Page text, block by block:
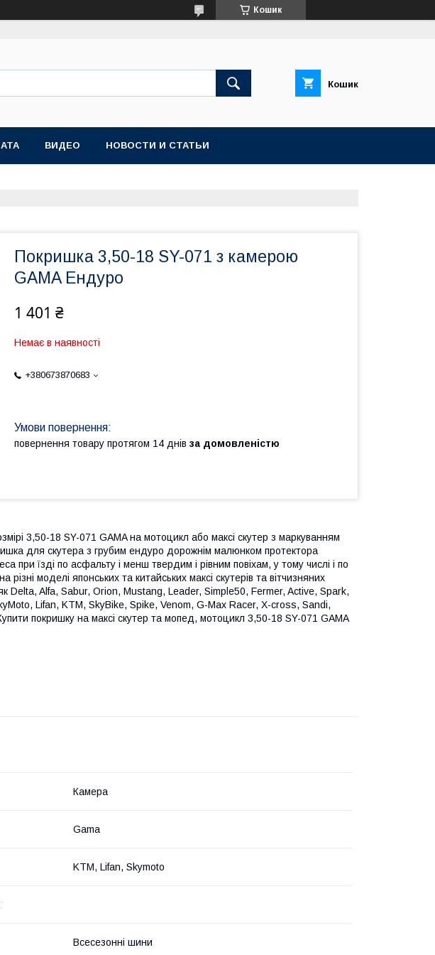
Кошик
Кошик
ВИДЕО НОВОСТИ И СТАТЬИ
Покришка 3,50-18 SY-071 з камерою
GAMA Ендуро
1 401 ₴
Немає в наявності
+380673870683
повернення товару протягом 14 днів за домовленістю
3,50-18 SY-071 GAMA на мотоцикл або максі скутер з маркуванням
для скутера з грубим ендуро дорожнім малюнком протектора
при їзді по асфальту і менш твердим і рівним повіхам, у тому числі і по
різні моделі японських та китайських максі скутерів та вітчизняних
Delta, Alfa, Sabur, Orion, Mustang, Leader, Simple50, Fermer, Active, Spark,
Lifan, KTM, SkyBike, Spike, Venom, G-Max Racer, X-cross, Sandi,
покришку на максі скутер та мопед, мотоцикл 3,50-18 SY-071 GAMA
Камера
Gama
KTM, Lifan, Skymoto
Всесезонні шини